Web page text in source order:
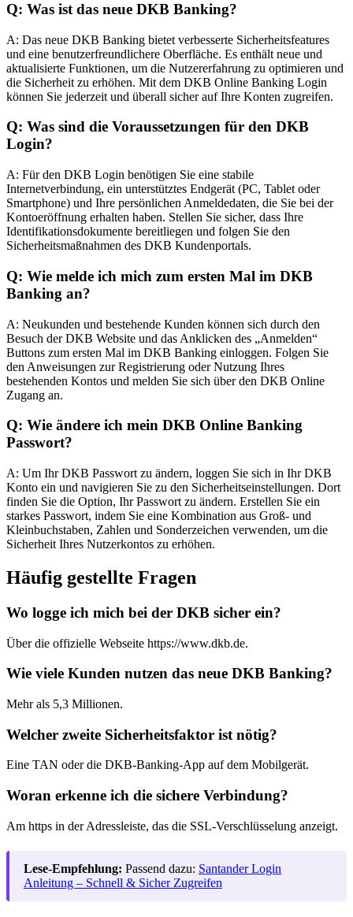
Q: Was ist das neue DKB Banking?
A: Das neue DKB Banking bietet verbesserte Sicherheitsfeatures
und eine benutzerfreundlichere Oberfläche. Es enthält neue und
aktualisierte Funktionen, um die Nutzererfahrung zu optimieren und
die Sicherheit zu erhöhen. Mit dem DKB Online Banking Login
können Sie jederzeit und überall sicher auf Ihre Konten zugreifen.
Q: Was sind die Voraussetzungen für den DKB
Login?
A: Für den DKB Login benötigen Sie eine stabile
Internetverbindung, ein unterstütztes Endgerät (PC, Tablet oder
Smartphone) und Ihre persönlichen Anmeldedaten, die Sie bei der
Kontoeröffnung erhalten haben. Stellen Sie sicher, dass Ihre
Identifikationsdokumente bereitliegen und folgen Sie den
Sicherheitsmaßnahmen des DKB Kundenportals.
Q: Wie melde ich mich zum ersten Mal im DKB
Banking an?
A: Neukunden und bestehende Kunden können sich durch den
Besuch der DKB Website und das Anklicken des „Anmelden“
Buttons zum ersten Mal im DKB Banking einloggen. Folgen Sie
den Anweisungen zur Registrierung oder Nutzung Ihres
bestehenden Kontos und melden Sie sich über den DKB Online
Zugang an.
Q: Wie ändere ich mein DKB Online Banking
Passwort?
A: Um Ihr DKB Passwort zu ändern, loggen Sie sich in Ihr DKB
Konto ein und navigieren Sie zu den Sicherheitseinstellungen. Dort
finden Sie die Option, Ihr Passwort zu ändern. Erstellen Sie ein
starkes Passwort, indem Sie eine Kombination aus Groß- und
Kleinbuchstaben, Zahlen und Sonderzeichen verwenden, um die
Sicherheit Ihres Nutzerkontos zu erhöhen.
Häufig gestellte Fragen
Wo logge ich mich bei der DKB sicher ein?
Über die offizielle Webseite https://www.dkb.de.
Wie viele Kunden nutzen das neue DKB Banking?
Mehr als 5,3 Millionen.
Welcher zweite Sicherheitsfaktor ist nötig?
Eine TAN oder die DKB-Banking-App auf dem Mobilgerät.
Woran erkenne ich die sichere Verbindung?
Am https in der Adressleiste, das die SSL-Verschlüsselung anzeigt.
Lese-Empfehlung: Passend dazu: Santander Login
Anleitung – Schnell & Sicher Zugreifen